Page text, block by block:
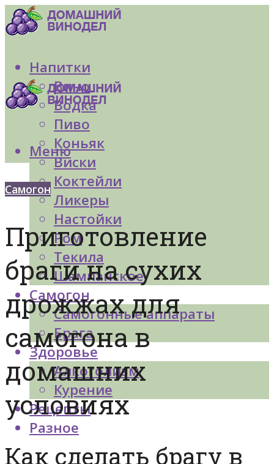
Напитки
Вино
Водка
Пиво
Коньяк
Виски
Коктейли
Ликеры
Настойки
Ром
Текила
Шампанское
Самогон
Самогонные аппараты
Брага
Здоровье
Алкоголизм
Курение
Рецепты
Разное
Меню
Самогон
Приготовление
браги на сухих
дрожжах для
самогона в
домашних
условиях
Как сделать брагу в